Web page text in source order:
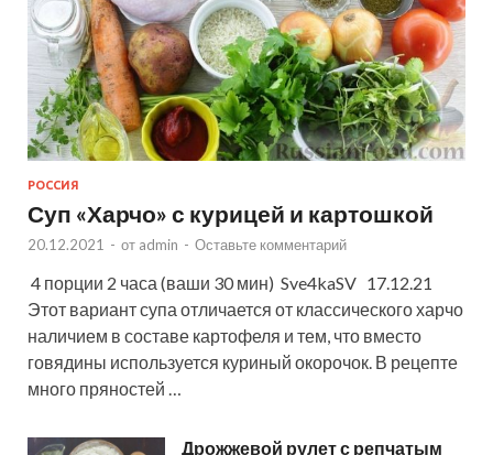
РОССИЯ
Суп «Харчо» с курицей и картошкой
20.12.2021 - от admin - Оставьте комментарий
4 порции 2 часа (ваши 30 мин) Sve4kaSV 17.12.21
Этот вариант супа отличается от классического харчо
наличием в составе картофеля и тем, что вместо
говядины используется куриный окорочок. В рецепте
много пряностей …
Дрожжевой рулет с репчатым